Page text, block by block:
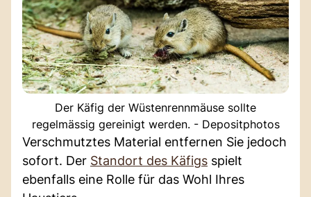
Der Käfig der Wüstenrennmäuse sollte
regelmässig gereinigt werden. - Depositphotos
Verschmutztes Material entfernen Sie jedoch
sofort. Der Standort des Käfigs spielt
ebenfalls eine Rolle für das Wohl Ihres